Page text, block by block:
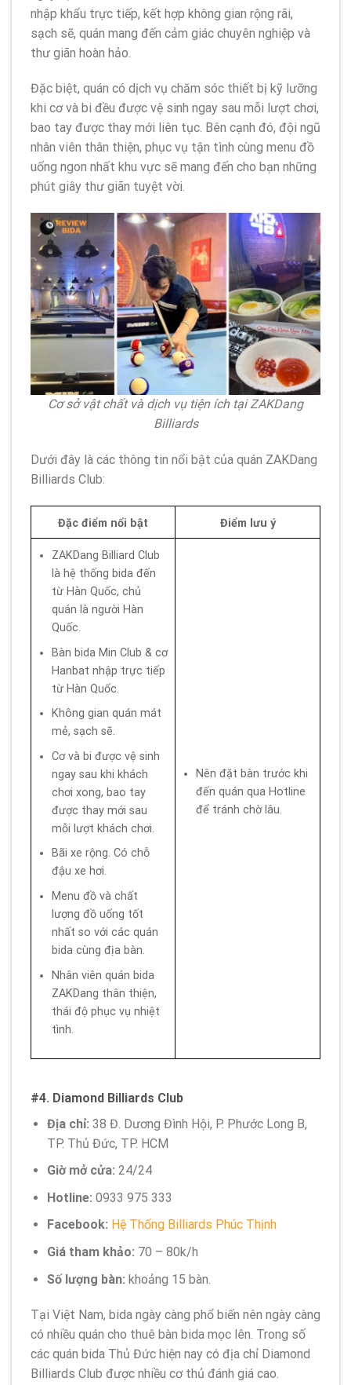
nhập khẩu trực tiếp, kết hợp không gian rộng rãi,
sạch sẽ, quán mang đến cảm giác chuyên nghiệp và
thư giãn hoàn hảo.
Đặc biệt, quán có dịch vụ chăm sóc thiết bị kỹ lưỡng
khi cơ và bi đều được vệ sinh ngay sau mỗi lượt chơi,
bao tay được thay mới liên tục. Bên cạnh đó, đội ngũ
nhân viên thân thiện, phục vụ tận tình cùng menu đồ
uống ngon nhất khu vực sẽ mang đến cho bạn những
phút giây thư giãn tuyệt vời.
Cơ sở vật chất và dịch vụ tiện ích tại ZAKDang
Billiards
Dưới đây là các thông tin nổi bật của quán ZAKDang
Billiards Club:
Đặc điểm nổi bật Điểm lưu ý
ZAKDang Billiard Club
là hệ thống bida đến
từ Hàn Quốc, chủ
quán là người Hàn
Quốc.
Bàn bida Min Club & cơ
Hanbat nhập trực tiếp
từ Hàn Quốc.
Không gian quán mát
mẻ, sạch sẽ.
Cơ và bi được vệ sinh
ngay sau khi khách
chơi xong, bao tay
được thay mới sau
mỗi lượt khách chơi.
Bãi xe rộng. Có chỗ
đậu xe hơi.
Menu đồ và chất
lượng đồ uống tốt
nhất so với các quán
bida cùng địa bàn.
Nhân viên quán bida
ZAKDang thân thiện,
thái độ phục vụ nhiệt
tình.
Nên đặt bàn trước khi
đến quán qua Hotline
để tránh chờ lâu.
#4. Diamond Billiards Club
Địa chỉ: 38 Đ. Dương Đình Hội, P. Phước Long B,
TP. Thủ Đức, TP. HCM
Giờ mở cửa: 24/24
Hotline: 0933 975 333
Facebook: Hệ Thống Billiards Phúc Thịnh
Giá tham khảo: 70 – 80k/h
Số lượng bàn: khoảng 15 bàn.
Tại Việt Nam, bida ngày càng phổ biến nên ngày càng
có nhiều quán cho thuê bàn bida mọc lên. Trong số
các quán bida Thủ Đức hiện nay có địa chỉ Diamond
Billiards Club được nhiều cơ thủ đánh giá cao.